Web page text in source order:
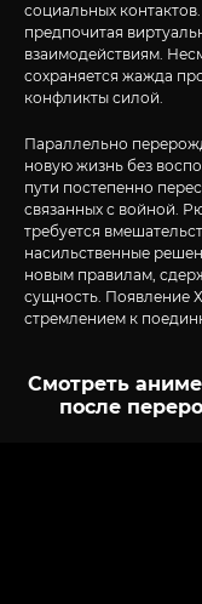
социальных
предпочитая
взаимодействиям.
сохраняется жажда
конфликты силой.
Параллельно
новую жизнь без
пути постепенно
связанных с войной.
требуется
насильственные
новым правилам,
сущность. Появление
стремлением к
Смотреть
после